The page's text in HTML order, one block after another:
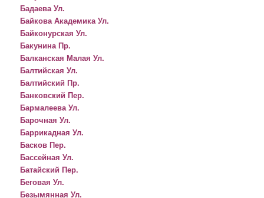
Бадаева Ул.
Байкова Академика Ул.
Байконурская Ул.
Бакунина Пр.
Балканская Малая Ул.
Балтийская Ул.
Балтийский Пр.
Банковский Пер.
Бармалеева Ул.
Барочная Ул.
Баррикадная Ул.
Басков Пер.
Бассейная Ул.
Батайский Пер.
Беговая Ул.
Безымянная Ул.